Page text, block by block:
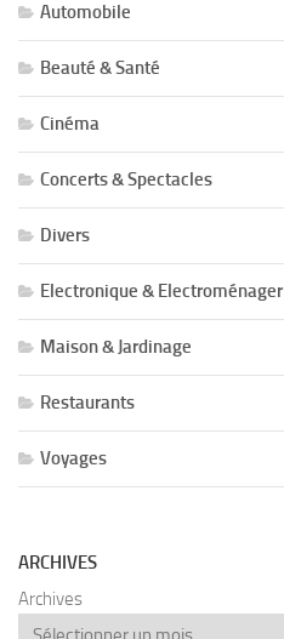
Automobile
Beauté & Santé
Cinéma
Concerts & Spectacles
Divers
Electronique & Electroménager
Maison & Jardinage
Restaurants
Voyages
ARCHIVES
Archives